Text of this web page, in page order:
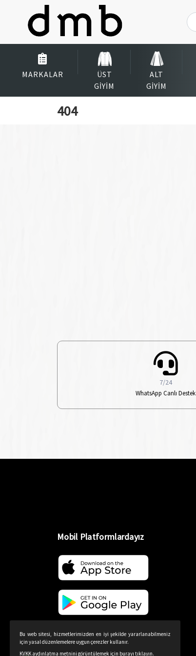
MARKALAR
ÜST
GIYIM
ALT
GIYIM
404
7/24
WhatsApp Canlı Destek
Mobil Platformlardayız
Bu web sitesi, hizmetlerimizden en iyi şekilde yararlanabilmeniz
için yasal düzenlemelere uygun çerezler kullanır.
KVKK aydınlatma metnini görüntülemek için burayı tıklayın.